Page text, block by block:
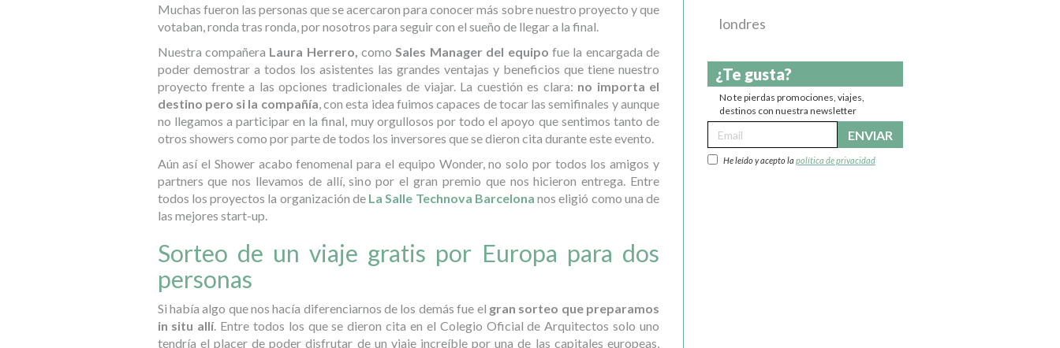
Muchas fueron las personas que se acercaron para conocer más sobre nuestro proyecto y que
votaban, ronda tras ronda, por nosotros para seguir con el sueño de llegar a la final.
Nuestra compañera Laura Herrero, como Sales Manager del equipo fue la encargada de
poder demostrar a todos los asistentes las grandes ventajas y beneficios que tiene nuestro
proyecto frente a las opciones tradicionales de viajar. La cuestión es clara: no importa el
destino pero si la compañía , con esta idea fuimos capaces de tocar las semifinales y aunque
no llegamos a participar en la final, muy orgullosos por todo el apoyo que sentimos tanto de
otros showers como por parte de todos los inversores que se dieron cita durante este evento.
Aún así el Shower acabo fenomenal para el equipo Wonder, no solo por todos los amigos y
partners que nos llevamos de allí, sino por el gran premio que nos hicieron entrega. Entre
todos los proyectos la organización de La Salle Technova Barcelona nos eligió como una de
las mejores start-up.
Sorteo de un viaje gratis por Europa para dos
personas
Si había algo que nos hacía diferenciarnos de los demás fue el gran sorteo que preparamos
in situ allí. Entre todos los que se dieron cita en el Colegio Oficial de Arquitectos solo uno
tendría el placer de poder disfrutar de un viaje increíble por una de las capitales europeas,
londres
¿Te gusta?
No te pierdas promociones, viajes,
destinos con nuestra newsletter
ENVIAR
He leído y acepto la política de privacidad